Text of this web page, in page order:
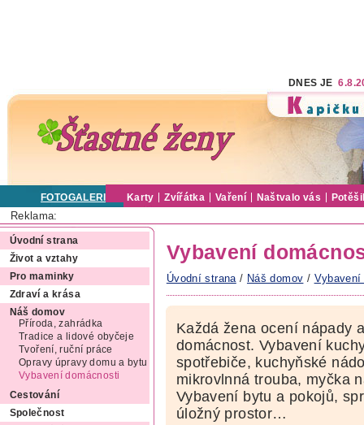
DNES JE
FOTOGALERIE Karty Zvířátka Vaření Naštvalo vás
Reklama:
Úvodní strana
Život a vztahy
Pro maminky
Zdraví a krása
Náš domov
Příroda, zahrádka
Tradice a lidové obyčeje
Tvoření, ruční práce
Opravy úpravy domu a bytu
Vybavení domácnosti
Cestování
Společnost
Vybavení
Úvodní strana / Náš domov / Vybavení
Každá žena ocení nápady
domácnost. Vybavení
spotřebiče, kuchyňské
mikrovlnná trouba, myčka
Vybavení bytu a pokojů,
úložný prostor…